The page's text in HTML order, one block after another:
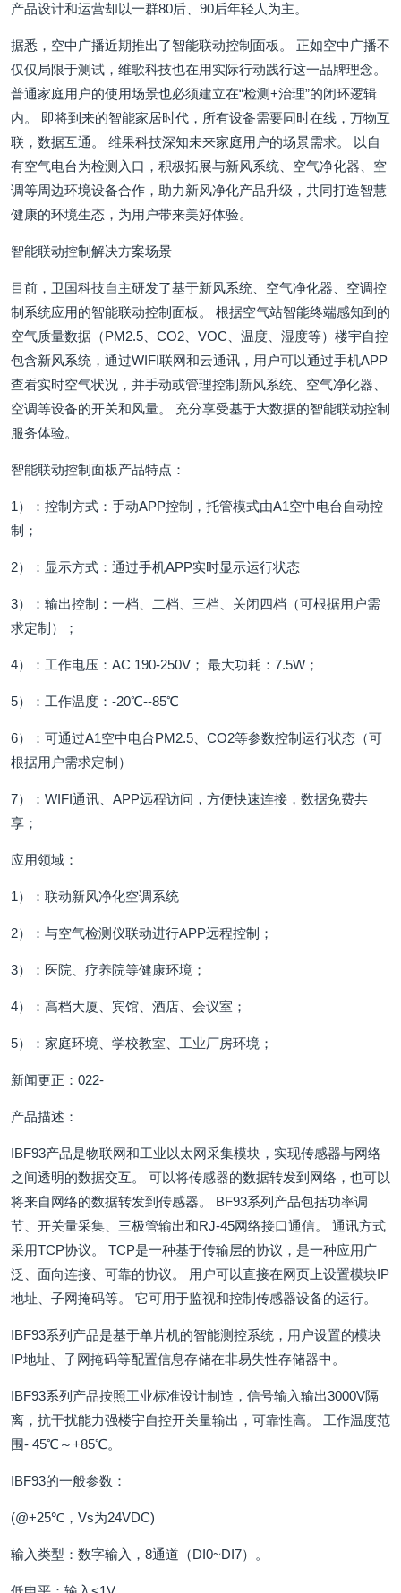
产品设计和运营却以一群80后、90后年轻人为主。
据悉，空中广播近期推出了智能联动控制面板。 正如空中广播不
仅仅局限于测试，维歌科技也在用实际行动践行这一品牌理念。
普通家庭用户的使用场景也必须建立在“检测+治理”的闭环逻辑
内。 即将到来的智能家居时代，所有设备需要同时在线，万物互
联，数据互通。 维果科技深知未来家庭用户的场景需求。 以自
有空气电台为检测入口，积极拓展与新风系统、空气净化器、空
调等周边环境设备合作，助力新风净化产品升级，共同打造智慧
健康的环境生态，为用户带来美好体验。
智能联动控制解决方案场景
目前，卫国科技自主研发了基于新风系统、空气净化器、空调控
制系统应用的智能联动控制面板。 根据空气站智能终端感知到的
空气质量数据（PM2.5、CO2、VOC、温度、湿度等）楼宇自控
包含新风系统，通过WIFI联网和云通讯，用户可以通过手机APP
查看实时空气状况，并手动或管理控制新风系统、空气净化器、
空调等设备的开关和风量。 充分享受基于大数据的智能联动控制
服务体验。
智能联动控制面板产品特点：
1）：控制方式：手动APP控制，托管模式由A1空中电台自动控
制；
2）：显示方式：通过手机APP实时显示运行状态
3）：输出控制：一档、二档、三档、关闭四档（可根据用户需
求定制）；
4）：工作电压：AC 190-250V； 最大功耗：7.5W；
5）：工作温度：-20℃--85℃
6）：可通过A1空中电台PM2.5、CO2等参数控制运行状态（可
根据用户需求定制）
7）：WIFI通讯、APP远程访问，方便快速连接，数据免费共
享；
应用领域：
1）：联动新风净化空调系统
2）：与空气检测仪联动进行APP远程控制；
3）：医院、疗养院等健康环境；
4）：高档大厦、宾馆、酒店、会议室；
5）：家庭环境、学校教室、工业厂房环境；
新闻更正：022-
产品描述：
IBF93产品是物联网和工业以太网采集模块，实现传感器与网络
之间透明的数据交互。 可以将传感器的数据转发到网络，也可以
将来自网络的数据转发到传感器。 BF93系列产品包括功率调
节、开关量采集、三极管输出和RJ-45网络接口通信。 通讯方式
采用TCP协议。 TCP是一种基于传输层的协议，是一种应用广
泛、面向连接、可靠的协议。 用户可以直接在网页上设置模块IP
地址、子网掩码等。 它可用于监视和控制传感器设备的运行。
IBF93系列产品是基于单片机的智能测控系统，用户设置的模块
IP地址、子网掩码等配置信息存储在非易失性存储器中。
IBF93系列产品按照工业标准设计制造，信号输入输出3000V隔
离，抗干扰能力强楼宇自控开关量输出，可靠性高。 工作温度范
围- 45℃～+85℃。
IBF93的一般参数：
(@+25℃，Vs为24VDC)
输入类型：数字输入，8通道（DI0~DI7）。